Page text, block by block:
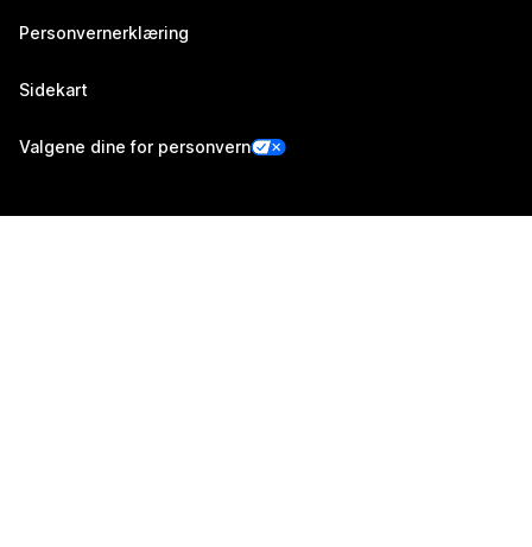
Personvernerklæring
Sidekart
Valgene dine for personvern